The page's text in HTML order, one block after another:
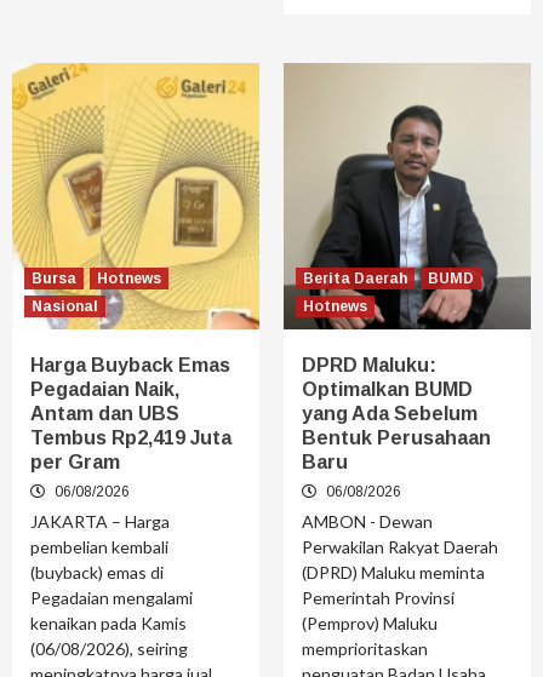
Bursa
Hotnews
Nasional
Harga Buyback Emas
Pegadaian Naik,
Antam dan UBS
Tembus Rp2,419 Juta
per Gram
06/08/2026
JAKARTA – Harga
pembelian kembali
(buyback) emas di
Pegadaian mengalami
kenaikan pada Kamis
(06/08/2026), seiring
Berita Daerah
BUMD
Hotnews
DPRD Maluku:
Optimalkan BUMD
yang Ada Sebelum
Bentuk Perusahaan
Baru
06/08/2026
AMBON - Dewan
Perwakilan Rakyat Daerah
(DPRD) Maluku meminta
Pemerintah Provinsi
(Pemprov) Maluku
memprioritaskan